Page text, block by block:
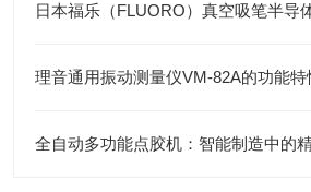
理音通用振动测量仪VM-82A的功能
全自动多功能点胶机：智能制造中的